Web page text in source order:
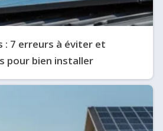
: 7 erreurs à éviter et
pour bien installer